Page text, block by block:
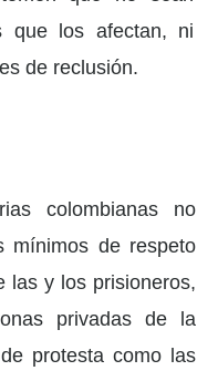
que los afectan, ni
de reclusión.
colombianas no
mínimos de respeto
las y los prisioneros,
privadas de la
protesta como las